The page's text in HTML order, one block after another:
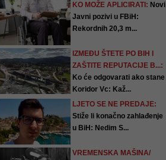
KO MOŽE APLICIRATI: Novi
Javni pozivi u FBiH:
Rekordnih 20,3 m...
IZMEĐU ŠTETE PO BIH I
ZAŠTITE REPUTACIJE B...:
Ko će odgovarati ako stane
Koridor Vc: Kaž...
LJETO SE NE PREDAJE:
Stiže li konačno zahlađenje
u BiH: Nedim S...
VREMENSKA MAŠINA/